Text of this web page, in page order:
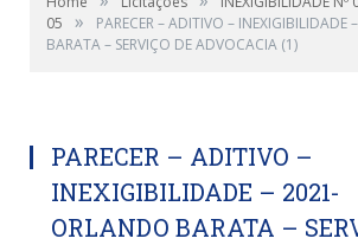
05
»
PARECER – ADITIVO –
BARATA – SERVIÇO DE ADVOCACIA (1)
PARECER – ADITIVO –
INEXIGIBILIDADE – 2021-
ORLANDO BARATA –